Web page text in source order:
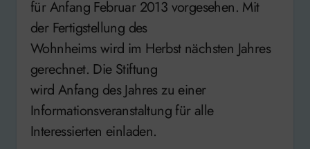
für Anfang Februar 2013 vorgesehen. Mit
der Fertigstellung des
Wohnheims wird im Herbst nächsten Jahres
gerechnet. Die Stiftung
wird Anfang des Jahres zu einer
Informationsveranstaltung für alle
Interessierten einladen.